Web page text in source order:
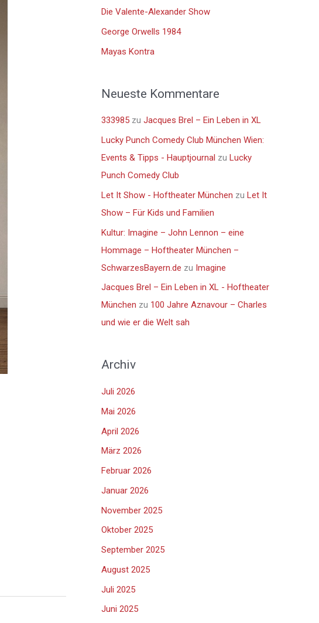
n
Die Valente-Alexander Show
George Orwells 1984
Mayas Kontra
Neueste Kommentare
333985 zu Jacques Brel – Ein Leben in XL
Lucky Punch Comedy Club München Wien:
Events & Tipps - Hauptjournal zu Lucky
Punch Comedy Club
Let It Show - Hoftheater München zu Let It
Show – Für Kids und Familien
Kultur: Imagine – John Lennon – eine
Hommage – Hoftheater München –
SchwarzesBayern.de zu Imagine
Jacques Brel – Ein Leben in XL - Hoftheater
München zu 100 Jahre Aznavour – Charles
und wie er die Welt sah
Archiv
Juli 2026
Mai 2026
April 2026
März 2026
Februar 2026
Januar 2026
November 2025
Oktober 2025
September 2025
August 2025
Juli 2025
Juni 2025